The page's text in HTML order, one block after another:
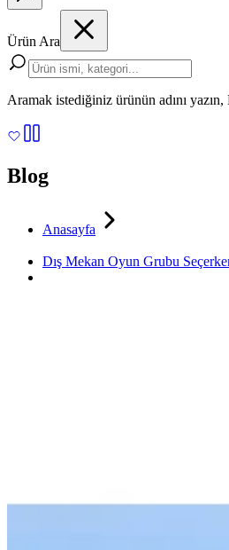
Ürün Ara
Aramak istediğiniz ürünün adını
Blog
Anasayfa
Dış Mekan Oyun Grubu